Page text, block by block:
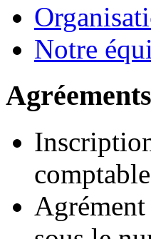
Notre